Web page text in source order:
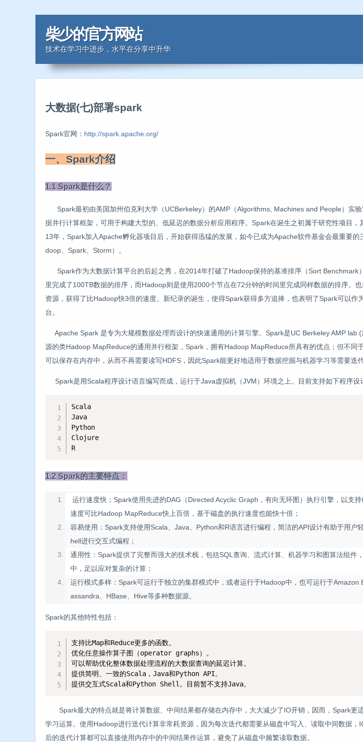
柴少的官方网站
技术在学习中进步，水平在分享中升华
大数据(七)部署spark
Spark官网： http://spark.apache.org/
一、Spark介绍
1.1 Spark是什么？
Spark最初由美国加州伯克利大学（UCBerkeley）的AMP（Algorithms, Machines and People）实
据并行计算框架，可用于构建大型的、低延迟的数据分析应用程序。Spark在诞生之初属于研究性项目
13年，Spark加入Apache孵化器项目后，开始获得迅猛的发展，如今已成为Apache软件基金会最重要
doop、Spark、Storm）。
Spark作为大数据计算平台的后起之秀，在2014年打破了Hadoop保持的基准排序（Sort Benchmark
里完成了100TB数据的排序，而Hadoop则是使用2000个节点在72分钟的时间里完成同样数据的排序。
资源，获得了比Hadoop快3倍的速度。新纪录的诞生，使得Spark获得多方追捧，也表明了Spark可以作
台。
Apache Spark 是专为大规模数据处理而设计的快速通用的计算引擎。Spark是UC Berkeley AMP lab
源的类Hadoop MapReduce的通用并行框架，Spark，拥有Hadoop MapReduce所具有的优点；但不
可以保存在内存中，从而不再需要读写HDFS，因此Spark能更好地适用于数据挖掘与机器学习等需要迭
Spark是用Scala程序设计语言编写而成，运行于Java虚拟机（JVM）环境之上。目前支持如下程序设
Scala
Java
Python
Clojure
R
1.2 Spark的主要特点：
运行速度快：Spark使用先进的DAG（Directed Acyclic Graph，有向无环图）执行引擎，以支
速度可比Hadoop MapReduce快上百倍，基于磁盘的执行速度也能快十倍；
容易使用：Spark支持使用Scala、Java、Python和R语言进行编程，简洁的API设计有助于用户
hell进行交互式编程；
通用性：Spark提供了完整而强大的技术栈，包括SQL查询、流式计算、机器学习和图算法组件
中，足以应对复杂的计算；
运行模式多样：Spark可运行于独立的集群模式中，或者运行于Hadoop中，也可运行于Amazon
assandra、HBase、Hive等多种数据源。
Spark的其他特性包括：
支持比Map和Reduce更多的函数。
优化任意操作算子图（operator graphs）。
可以帮助优化整体数据处理流程的大数据查询的延迟计算。
提供简明、一致的Scala，Java和Python API。
提供交互式Scala和Python Shell。目前暂不支持Java。
Spark最大的特点就是将计算数据、中间结果都存储在内存中，大大减少了IO开销，因而，Spark更
学习运算。使用Hadoop进行迭代计算非常耗资源，因为每次迭代都需要从磁盘中写入、读取中间数据，
后的迭代计算都可以直接使用内存中的中间结果作运算，避免了从磁盘中频繁读取数据。